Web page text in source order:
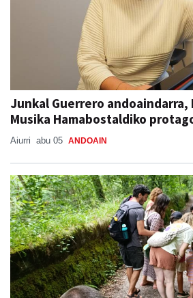
Junkal Guerrero andoaindarra,
Musika Hamabostaldiko
Aiurri abu 05 ANDOAIN